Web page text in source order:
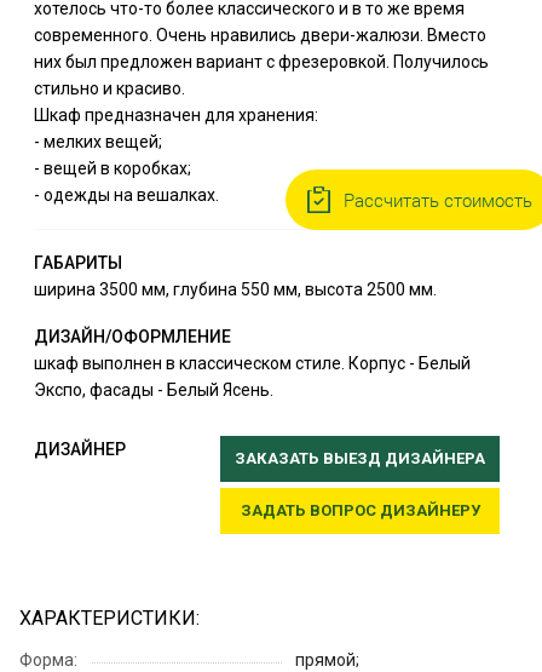
хотелось что-то более классического и в то же время
современного. Очень нравились двери-жалюзи. Вместо
них был предложен вариант с фрезеровкой. Получилось
стильно и красиво.
Шкаф предназначен для хранения:
- мелких вещей;
- вещей в коробках;
- одежды на вешалках.
ГАБАРИТЫ
ширина 3500 мм, глубина 550 мм, высота 2500 мм.
ДИЗАЙН/ОФОРМЛЕНИЕ
шкаф выполнен в классическом стиле. Корпус - Белый
Экспо, фасады - Белый Ясень.
ДИЗАЙНЕР ЗАКАЗАТЬ ВЫЕЗД ДИЗАЙНЕРА
ЗАДАТЬ ВОПРОС ДИЗАЙНЕРУ
ХАРАКТЕРИСТИКИ:
Форма:
прямой;
Рассчитать стоимость